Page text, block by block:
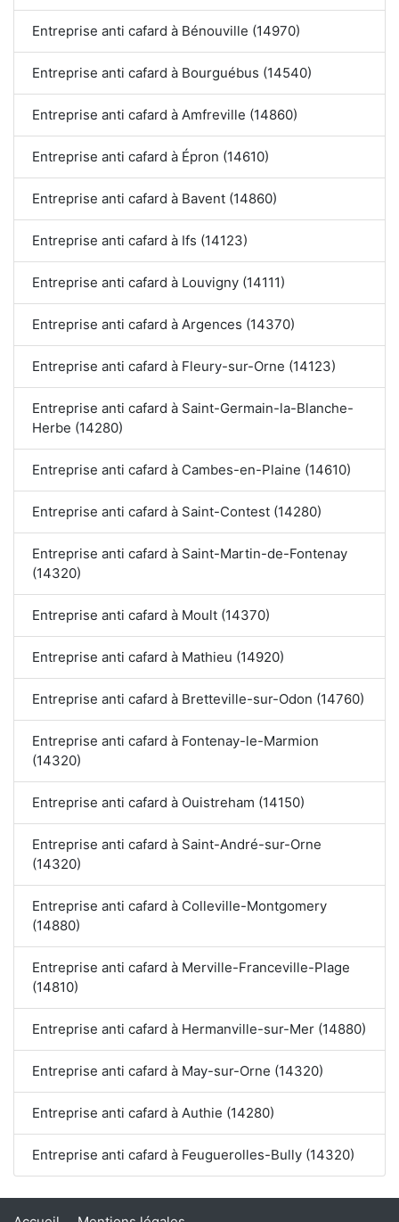
Entreprise anti cafard à Bénouville (14970)
Entreprise anti cafard à Bourguébus (14540)
Entreprise anti cafard à Amfreville (14860)
Entreprise anti cafard à Épron (14610)
Entreprise anti cafard à Bavent (14860)
Entreprise anti cafard à Ifs (14123)
Entreprise anti cafard à Louvigny (14111)
Entreprise anti cafard à Argences (14370)
Entreprise anti cafard à Fleury-sur-Orne (14123)
Entreprise anti cafard à Saint-Germain-la-Blanche-
Herbe (14280)
Entreprise anti cafard à Cambes-en-Plaine (14610)
Entreprise anti cafard à Saint-Contest (14280)
Entreprise anti cafard à Saint-Martin-de-Fontenay
(14320)
Entreprise anti cafard à Moult (14370)
Entreprise anti cafard à Mathieu (14920)
Entreprise anti cafard à Bretteville-sur-Odon (14760)
Entreprise anti cafard à Fontenay-le-Marmion
(14320)
Entreprise anti cafard à Ouistreham (14150)
Entreprise anti cafard à Saint-André-sur-Orne
(14320)
Entreprise anti cafard à Colleville-Montgomery
(14880)
Entreprise anti cafard à Merville-Franceville-Plage
(14810)
Entreprise anti cafard à Hermanville-sur-Mer (14880)
Entreprise anti cafard à May-sur-Orne (14320)
Entreprise anti cafard à Authie (14280)
Entreprise anti cafard à Feuguerolles-Bully (14320)